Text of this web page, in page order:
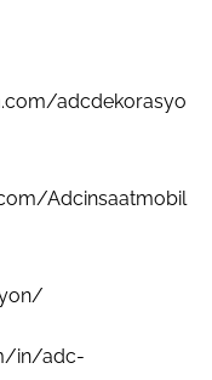
adcdekorasyo
Adcinsaatmobil
in/adc-